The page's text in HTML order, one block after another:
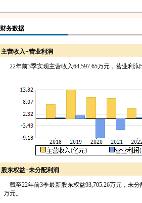
财务数据
主营收入+营业利润
22年前3季实现主营收入64,597.65万元，营业利润
股东权益+未分配利润
截至22年前3季最新股东权益93,705.26万元，未分
万元。